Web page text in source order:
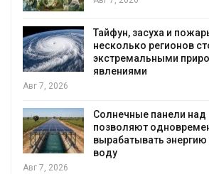
Тайфун, засуха и
несколько регионов
экстремальными
явлениями
Авг 7, 2026
Солнечные панели над
позволяют
вырабатывать
воду
Авг 7, 2026